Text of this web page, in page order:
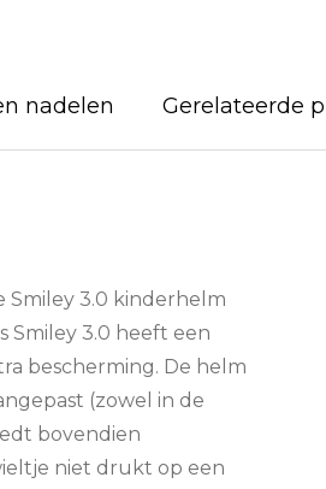
nadelen Gerelateerde
Smiley 3.0 kinderhelm
Smiley 3.0 heeft een
bescherming. De helm
(zowel in de
bovendien
niet drukt op een